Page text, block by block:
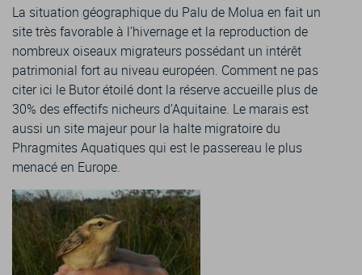
La situation géographique du Palu de Molua en fait un
site très favorable à l’hivernage et la reproduction de
nombreux oiseaux migrateurs possédant un intérêt
patrimonial fort au niveau européen. Comment ne pas
citer ici le Butor étoilé dont la réserve accueille plus de
30% des effectifs nicheurs d’Aquitaine. Le marais est
aussi un site majeur pour la halte migratoire du
Phragmites Aquatiques qui est le passereau le plus
menacé en Europe.